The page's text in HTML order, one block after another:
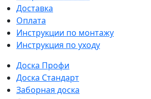
Доставка
Оплата
Инструкции по монтажу
Инструкция по уходу
Доска Профи
Доска Стандарт
Заборная доска